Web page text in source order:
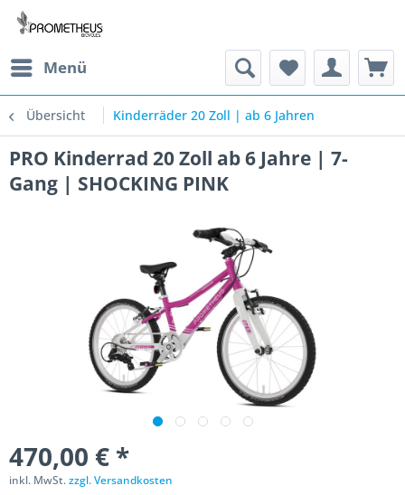
Menü
Übersicht Kinderräder 20 Zoll | ab 6 Jahren
PRO Kinderrad 20 Zoll ab 6 Jahre | 7-
Gang | SHOCKING PINK
470,00 € *
inkl. MwSt.zzgl. Versandkosten